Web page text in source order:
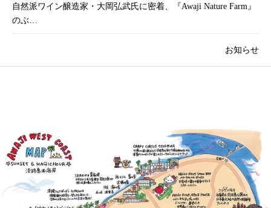
自然派ワイン醸造家・大岡弘武氏に密着、『Awaji Nature Farm』
のぶ…
お知らせ